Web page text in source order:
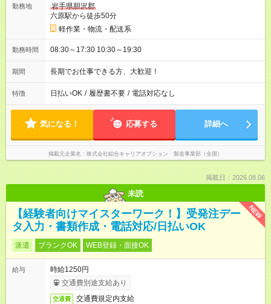
勤務地
岩手県胆沢郡
六原駅から徒歩50分
軽作業・物流・配送系
勤務時間 08:30～17:30 10:30～19:30
期間 長期でお仕事できる方、大歓迎！
特徴 日払いOK / 履歴書不要 / 電話対応なし
気になる！ 応募する 詳細へ
掲載元企業名 株式会社綜合キャリアオプション 製造事業部（全国）
掲載日：2026.08.06
未読
NEW
【経験者向けマイスターワーク！】受発注デー
タ入力・書類作成・電話対応/日払いOK
派遣 ブランクOK WEB登録・面接OK
給与
時給1250円
交通費別途支給あり
交通費 交通費規定内支給